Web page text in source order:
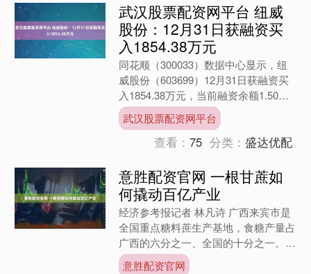
武汉股票配资网平台 纽威
股份：12月31日获融资买
入1854.38万元
同花顺（300033）数据中心显示，纽
威股份（603699）12月31日获融资买
入1854.38万元，当前融资余额1.50亿
元，占流通市值的0.38%，超过历史....
武汉股票配资网平台
查看：75 分类：盛达优配
意胜配资官网 一根甘蔗如
何撬动百亿产业
经济参考报记者 林凡诗 广西来宾市是
全国重点糖料蔗生产基地，食糖产量占
广西的六分之一、全国的十分之一。近
年来，来宾市通过构建甘蔗从播种、管
意胜配资官网